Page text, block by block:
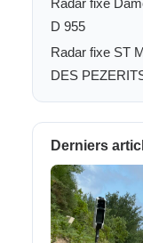
Radar fixe
D 955
Radar fixe ST
DES
Derniers